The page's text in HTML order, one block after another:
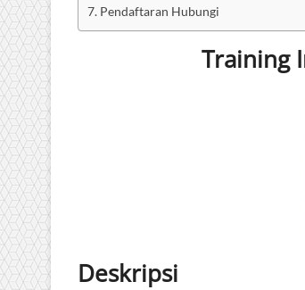
Pendaftaran Hubungi
Training
Deskripsi